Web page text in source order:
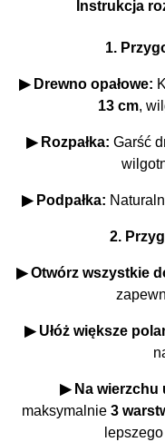
Instrukcja
1.
▶ Drewno opałowe:
13 cm,
▶ Rozpałka: Garść
▶ Podpałka:
2.
▶ Otwórz wszystkie
▶ Ułóż większe
▶ Na wierzchu
maksymalnie 3